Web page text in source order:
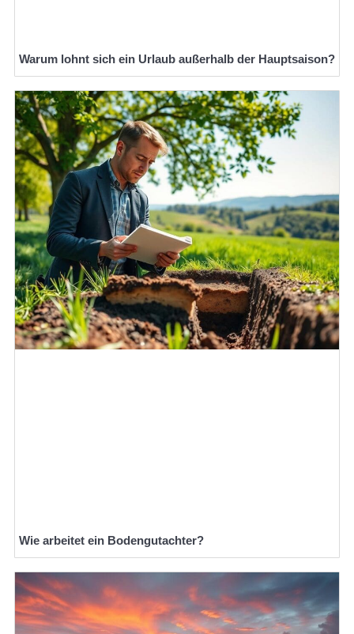
Warum lohnt sich ein Urlaub außerhalb der Hauptsaison?
Wie arbeitet ein Bodengutachter?